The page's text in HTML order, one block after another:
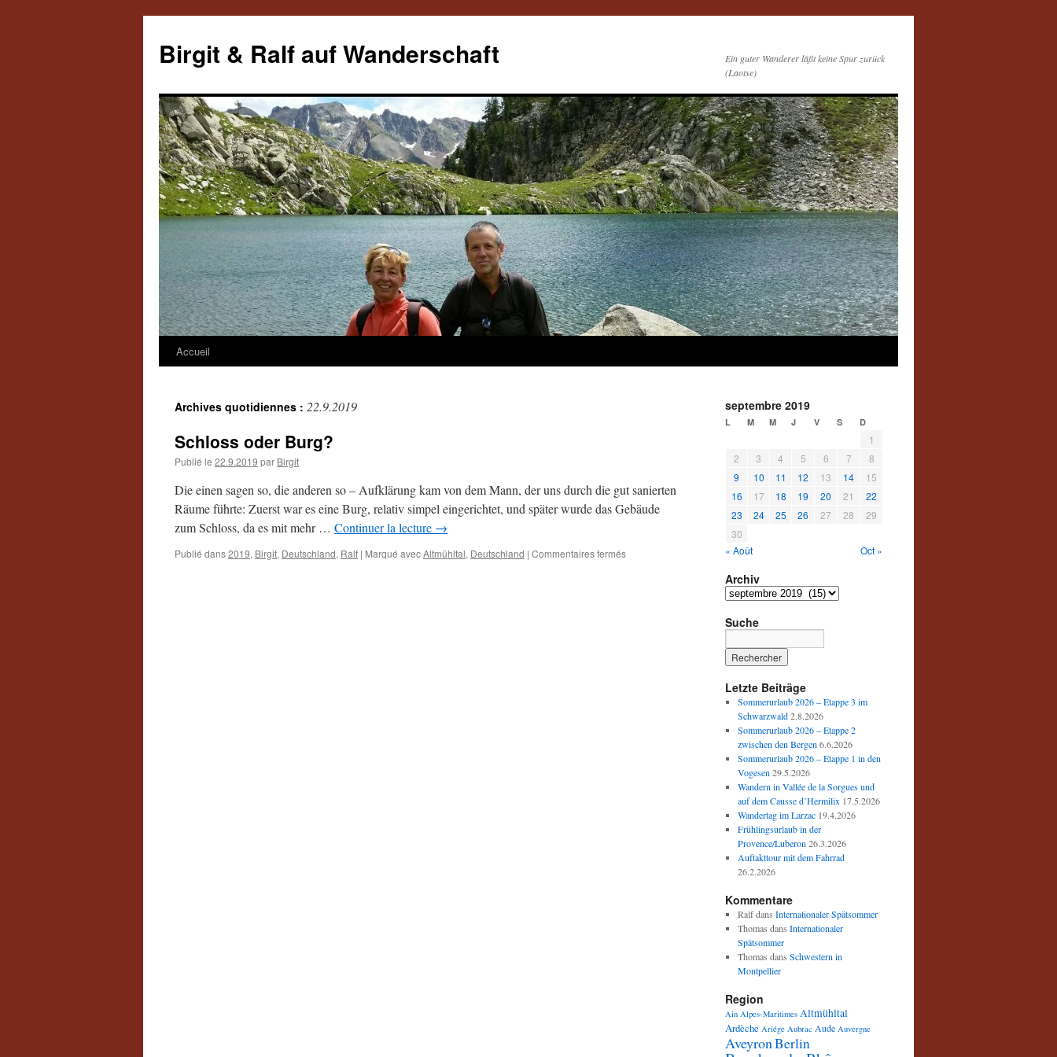
contenu
Birgit & Ralf auf Wanderschaft
Ein guter Wanderer läßt keine Spur zurück
(Laotse)
Accueil
Archives quotidiennes : 22.9.2019
Schloss oder Burg?
Publié le 22.9.2019 par Birgit
Die einen sagen so, die anderen so – Aufklärung kam von dem Mann, der uns durch die gut sanierten
Räume führte: Zuerst war es eine Burg, relativ simpel eingerichtet, und später wurde das Gebäude
zum Schloss, da es mit mehr … Continuer la lecture →
Publié dans2019, Birgit, Deutschland, Ralf | Marqué avecAltmühltal, Deutschland | Commentaires ferméssur
septembre 2019
L M M J V S D
1
2
3 4 5 6 7
8
9
10 11 12 13 14
15
16
17 18 19 20 21
22
23
24 25 26 27 28
29
30
« Août
Oct »
Archiv
Archiv
Suche
Letzte Beiträge
Sommerurlaub 2026 – Etappe 3 im
Schwarzwald 2.8.2026
Sommerurlaub 2026 – Etappe 2
zwischen den Bergen 6.6.2026
Sommerurlaub 2026 – Etappe 1 in den
Vogesen 29.5.2026
Wandern in Vallée de la Sorgues und
auf dem Causse d’Hermilix 17.5.2026
Wandertag im Larzac 19.4.2026
Frühlingsurlaub in der
Provence/Luberon 26.3.2026
Auftakttour mit dem Fahrrad
26.2.2026
Kommentare
Ralfdans Internationaler Spätsommer
Thomas dans Internationaler
Spätsommer
Thomas dans Schwestern in
Montpellier
Region
Ain Alpes-Maritimes Altmühltal
Ardèche Ariége Aubrac Aude Auvergne
AveyronBerlin